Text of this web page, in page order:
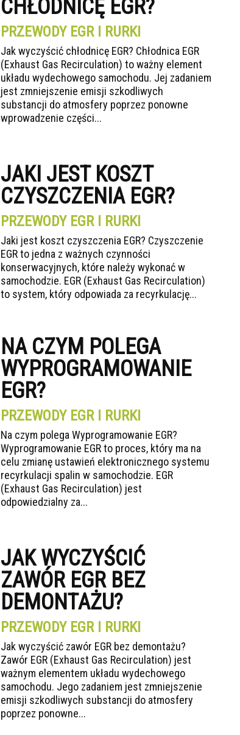
CHŁODNICĘ EGR?
PRZEWODY EGR I RURKI
Jak wyczyścić chłodnicę EGR? Chłodnica EGR
(Exhaust Gas Recirculation) to ważny element
układu wydechowego samochodu. Jej zadaniem
jest zmniejszenie emisji szkodliwych
substancji do atmosfery poprzez ponowne
wprowadzenie części...
JAKI JEST KOSZT
CZYSZCZENIA EGR?
PRZEWODY EGR I RURKI
Jaki jest koszt czyszczenia EGR? Czyszczenie
EGR to jedna z ważnych czynności
konserwacyjnych, które należy wykonać w
samochodzie. EGR (Exhaust Gas Recirculation)
to system, który odpowiada za recyrkulację...
NA CZYM POLEGA
WYPROGRAMOWANIE
EGR?
PRZEWODY EGR I RURKI
Na czym polega Wyprogramowanie EGR?
Wyprogramowanie EGR to proces, który ma na
celu zmianę ustawień elektronicznego systemu
recyrkulacji spalin w samochodzie. EGR
(Exhaust Gas Recirculation) jest
odpowiedzialny za...
JAK WYCZYŚCIĆ
ZAWÓR EGR BEZ
DEMONTAŻU?
PRZEWODY EGR I RURKI
Jak wyczyścić zawór EGR bez demontażu?
Zawór EGR (Exhaust Gas Recirculation) jest
ważnym elementem układu wydechowego
samochodu. Jego zadaniem jest zmniejszenie
emisji szkodliwych substancji do atmosfery
poprzez ponowne...